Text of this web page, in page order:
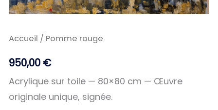
Accueil / Pomme rouge
950,00 €
Acrylique sur toile — 80×80 cm — Œuvre
originale unique, signée.